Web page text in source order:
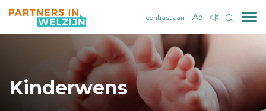
contrast aan
Kinderwens